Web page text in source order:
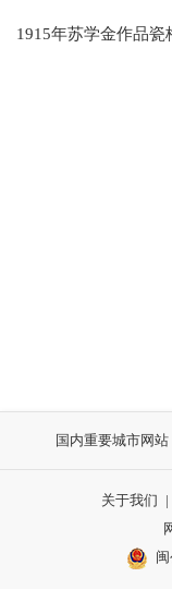
1915年苏学金作品
国内重要城市网站
关于我们 |